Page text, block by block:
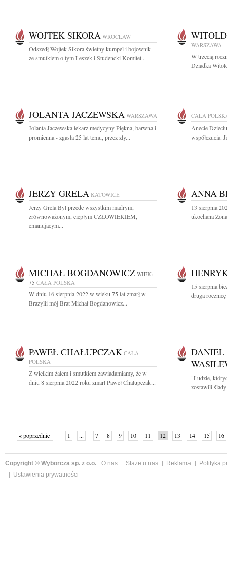
WOJTEK SIKORA WROCŁAW
Odszedł Wojtek Sikora świetny kumpel i bojownik
ze smutkiem o tym Leszek i Studencki Komitet...
WARSZAWA
W trzecią
Dziadka
JOLANTA JACZEWSKA WARSZAWA
Jolanta Jaczewska lekarz medycyny Piękna, barwna i
promienna - zgasła 25 lat temu, przez zły...
CAŁA
Anecie
współczucia.
JERZY GRELA KATOWICE
Jerzy Grela Był przede wszystkim mądrym,
zrównoważonym, ciepłym CZŁOWIEKIEM,
emanującym...
ANNA
13 sierpnia
ukochana
MICHAŁ BOGDANOWICZ WIEK:
75 CAŁA POLSKA
W dniu 16 sierpnia 2022 w wieku 75 lat zmarł w
Brazylii mój Brat Michał Bogdanowicz...
15 sierpnia
drugą
PAWEŁ CHAŁUPCZAK CAŁA
POLSKA
Z wielkim żalem i smutkiem zawiadamiamy, że w
dniu 8 sierpnia 2022 roku zmarł Paweł Chałupczak...
DANIEL
"Ludzie,
zostawili
« poprzednie 1 ... 7 8 9 10 11 12 13 14 15 16
Copyright © Wyborcza sp. z o.o. O nas Staże u nas Reklama
Polityka
Ustawienia prywatności